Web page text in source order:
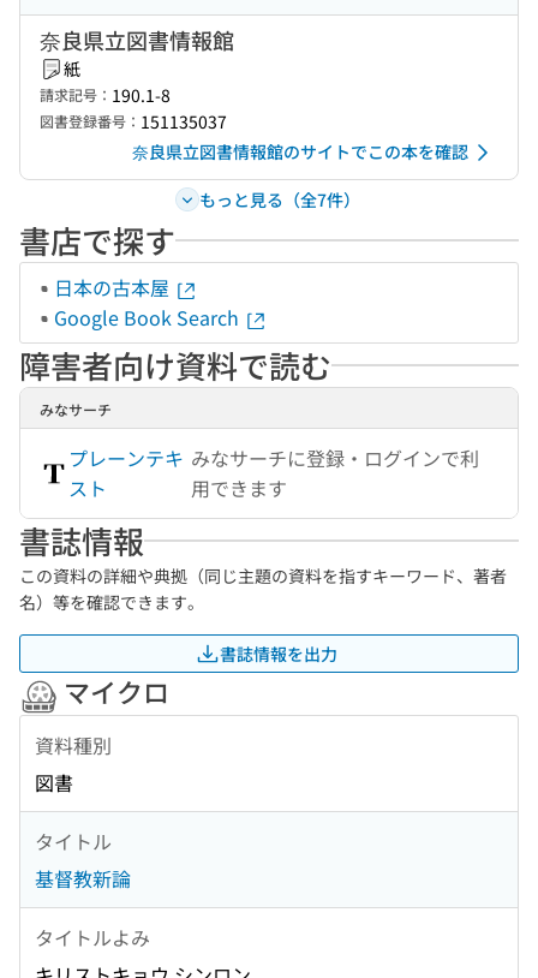
奈良県立図書情報館
紙
請求記号： 190.1-8
図書登録番号： 151135037
奈良県立図書情報館のサイトでこの本を確認
もっと見る（全7件）
書店で探す
日本の古本屋
Google Book Search
障害者向け資料で読む
みなサーチ
プレーンテキ
スト
みなサーチに登録・ログインで利
用できます
書誌情報
この資料の詳細や典拠（同じ主題の資料を指すキーワード、著者
名）等を確認できます。
書誌情報を出力
マイクロ
資料種別
図書
タイトル
基督教新論
タイトルよみ